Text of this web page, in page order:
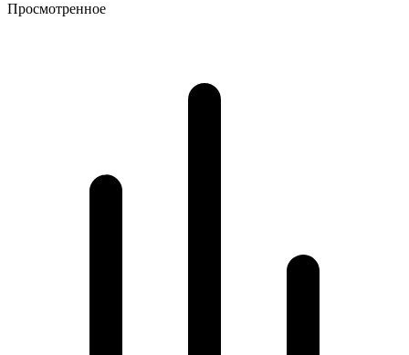
Просмотренное